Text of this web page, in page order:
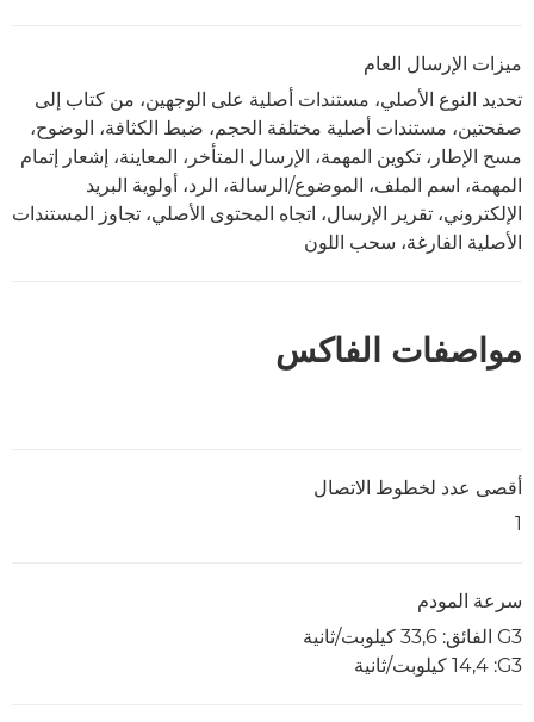
ميزات الإرسال العام
تحديد النوع الأصلي، مستندات أصلية على الوجهين، من كتاب إلى
صفحتين، مستندات أصلية مختلفة الحجم، ضبط الكثافة، الوضوح،
مسح الإطار، تكوين المهمة، الإرسال المتأخر، المعاينة، إشعار إتمام
المهمة، اسم الملف، الموضوع/الرسالة، الرد، أولوية البريد
الإلكتروني، تقرير الإرسال، اتجاه المحتوى الأصلي، تجاوز المستندات
الأصلية الفارغة، سحب اللون
مواصفات الفاكس
أقصى عدد لخطوط الاتصال
1
سرعة المودم
G3 الفائق: 33,6 كيلوبت/ثانية
G3‏: 14,4 كيلوبت/ثانية